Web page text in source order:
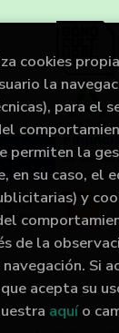
IMAGINA.
cookies
la
para el
permiten la
en su caso, el
y
de la
Si
acepta su
aquío